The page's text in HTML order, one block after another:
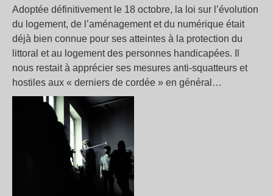
Adoptée définitivement le 18 octobre, la loi sur l’évolution
du logement, de l’aménagement et du numérique était
déjà bien connue pour ses atteintes à la protection du
littoral et au logement des personnes handicapées. Il
nous restait à apprécier ses mesures anti-squatteurs et
hostiles aux « derniers de cordée » en général…